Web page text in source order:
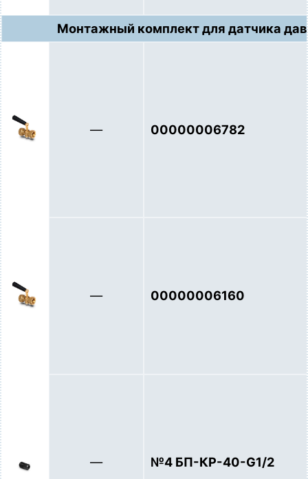
Монтажный комплект для датчика
— 00000006782
— 00000006160
— №4 БП-КР-40-G1/2